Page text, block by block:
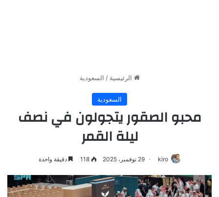
الرئيسية / السعودية
السعودية
محبو الصقور يتجولون في نصف
ليلة القمر
kiro 29 نوفمبر، 2025 118 دقيقة واحدة